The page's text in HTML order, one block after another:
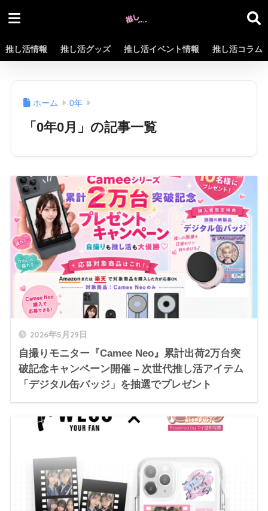
推し活情報 推し活グッズ 推し活イベント情報 推し活コラム
ホーム 0年
「0年0月」の記事一覧
2026年5月29日
自撮りモニター『Camee Neo』累計出荷2万台突
破記念キャンペーン開催 – 次世代推し活アイテム
「デジタル缶バッジ」を抽選でプレゼント